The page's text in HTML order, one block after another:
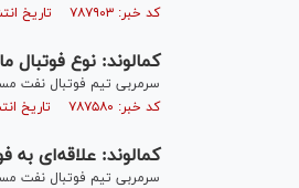
کد خبر: ۷۸۷۹۰۳ تاریخ انتشار : ۱۴۰۰/۱۰/۱۹
کمالوند: نوع
سرمربی تیم فوتبال نفت مسجد سلیمان گفت: امروز هم
کد خبر: ۷۸۷۵۸۰ تاریخ انتشار : ۱۴۰۰/۱۰/۱۸
کمالوند: علاقه‌ای به
سرمربی تیم فوتبال نفت